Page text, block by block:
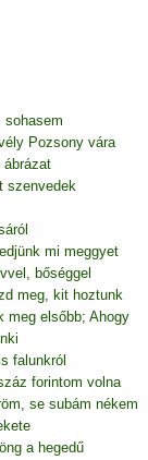
sohasem
Pozsony vára
ábrázat
szenvedek
mi meggyet
bőséggel
meg, kit hoztunk
meg elsőbb; Ahogy
falunkról
forintom volna
se subám nékem
a hegedű